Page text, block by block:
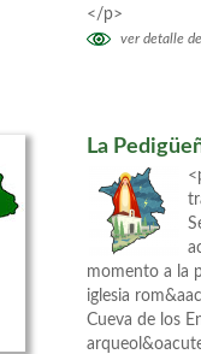
</p>
ver detalle
La
momento a la
iglesia
Cueva de los